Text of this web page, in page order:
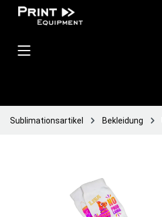
Sublimationsartikel Bekleidung